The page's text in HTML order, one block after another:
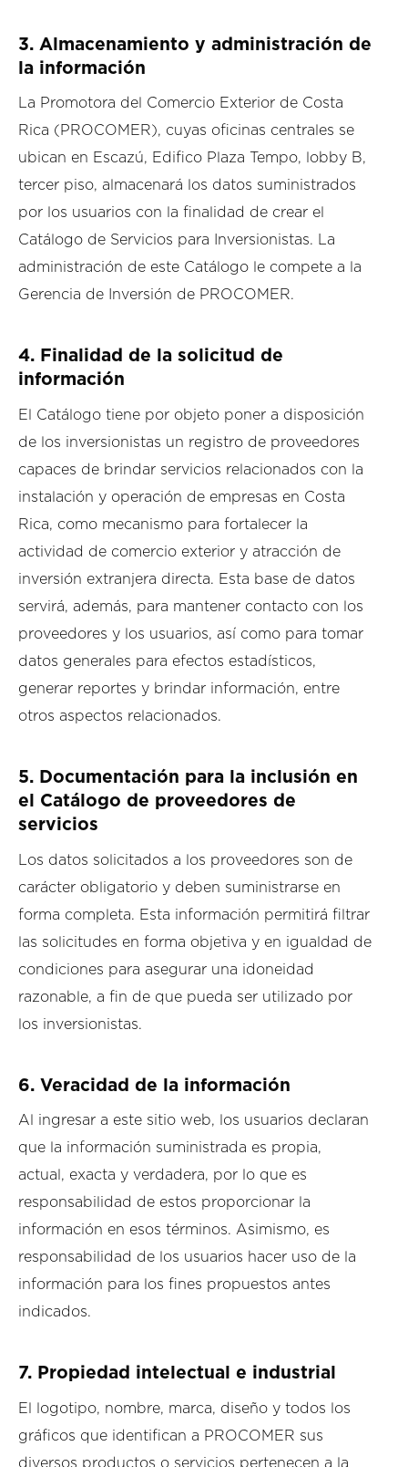
3. Almacenamiento y administración de
la información
La Promotora del Comercio Exterior de Costa
Rica (PROCOMER), cuyas oficinas centrales se
ubican en Escazú, Edifico Plaza Tempo, lobby B,
tercer piso, almacenará los datos suministrados
por los usuarios con la finalidad de crear el
Catálogo de Servicios para Inversionistas. La
administración de este Catálogo le compete a la
Gerencia de Inversión de PROCOMER.
4. Finalidad de la solicitud de
información
El Catálogo tiene por objeto poner a disposición
de los inversionistas un registro de proveedores
capaces de brindar servicios relacionados con la
instalación y operación de empresas en Costa
Rica, como mecanismo para fortalecer la
actividad de comercio exterior y atracción de
inversión extranjera directa. Esta base de datos
servirá, además, para mantener contacto con los
proveedores y los usuarios, así como para tomar
datos generales para efectos estadísticos,
generar reportes y brindar información, entre
otros aspectos relacionados.
5. Documentación para la inclusión en
el Catálogo de proveedores de
servicios
Los datos solicitados a los proveedores son de
carácter obligatorio y deben suministrarse en
forma completa. Esta información permitirá filtrar
las solicitudes en forma objetiva y en igualdad de
condiciones para asegurar una idoneidad
razonable, a fin de que pueda ser utilizado por
los inversionistas.
6. Veracidad de la información
Al ingresar a este sitio web, los usuarios declaran
que la información suministrada es propia,
actual, exacta y verdadera, por lo que es
responsabilidad de estos proporcionar la
información en esos términos. Asimismo, es
responsabilidad de los usuarios hacer uso de la
información para los fines propuestos antes
indicados.
7. Propiedad intelectual e industrial
El logotipo, nombre, marca, diseño y todos los
gráficos que identifican a PROCOMER sus
diversos productos o servicios pertenecen a la